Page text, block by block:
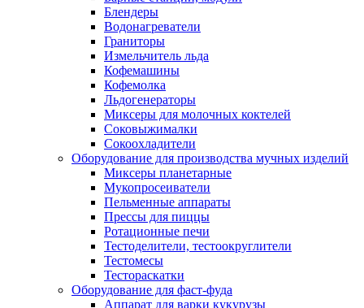
Блендеры
Водонагреватели
Граниторы
Измельчитель льда
Кофемашины
Кофемолка
Льдогенераторы
Миксеры для молочных коктелей
Соковыжималки
Сокоохладители
Оборудование для производства мучных изделий
Миксеры планетарные
Мукопросеиватели
Пельменные аппараты
Прессы для пиццы
Ротационные печи
Тестоделители, тестоокруглители
Тестомесы
Тестораскатки
Оборудование для фаст-фуда
Аппарат для варки кукурузы